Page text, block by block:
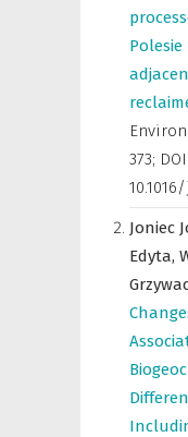
373; DOI:
Joniec
Edyta,